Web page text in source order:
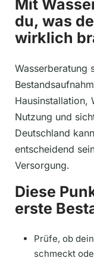
Mit
du, was
wirklich
Wasserberatung
Hausinstallation,
Nutzung und
Deutschland
entscheidend
Versorgung.
Diese
erste
Prüfe, ob
schmeckt